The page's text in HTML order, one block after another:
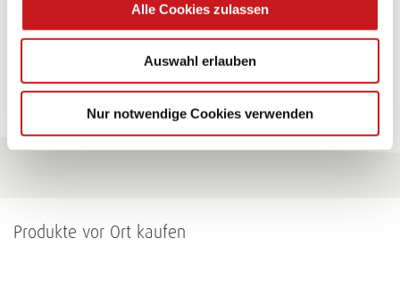
Alle Cookies zulassen
Auswahl erlauben
Nur notwendige Cookies verwenden
Zum Tipp
Produkte vor Ort kaufen